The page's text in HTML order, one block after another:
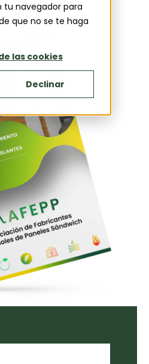
tu navegador para
que no se te haga
las cookies
Declinar
para conseguir el